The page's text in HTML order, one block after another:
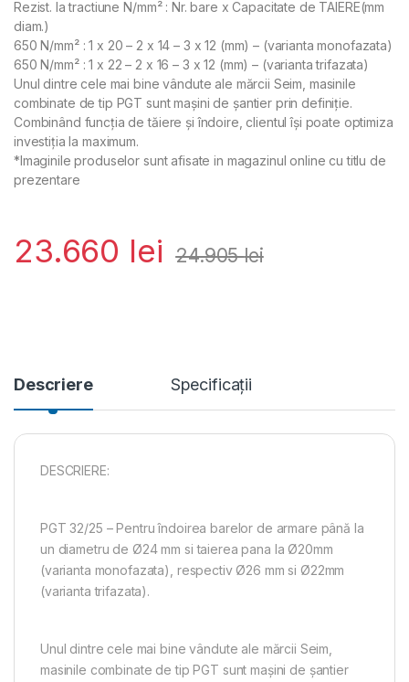
Rezist. la tractiune N/mm² : Nr. bare x Capacitate de TAIERE(mm
diam.)
650 N/mm² : 1 x 20 – 2 x 14 – 3 x 12 (mm) – (varianta monofazata)
650 N/mm² : 1 x 22 – 2 x 16 – 3 x 12 (mm) – (varianta trifazata)
Unul dintre cele mai bine vândute ale mărcii Seim, masinile
combinate de tip PGT sunt mașini de șantier prin definiție.
Combinând funcția de tăiere și îndoire, clientul își poate optimiza
investiția la maximum.
*Imaginile produselor sunt afisate in magazinul online cu titlu de
prezentare
23.660 lei 24.905lei
Descriere Specificații
DESCRIERE:
PGT 32/25 – Pentru îndoirea barelor de armare până la
un diametru de Ø24 mm si taierea pana la Ø20mm
(varianta monofazata), respectiv Ø26 mm si Ø22mm
(varianta trifazata).
Unul dintre cele mai bine vândute ale mărcii Seim,
masinile combinate de tip PGT sunt mașini de șantier